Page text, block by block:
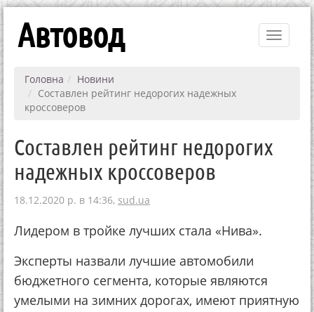
Toggle
Автовод
Головна
Новини
Составлен рейтинг недорогих надежных
кроссоверов
Составлен рейтинг недорогих
надежных кроссоверов
18.12.2020 р. в 14:36, sud.ua
Лидером в тройке лучших стала «Нива».
Эксперты назвали лучшие автомобили
бюджетного сегмента, которые являются
умелыми на зимних дорогах, имеют приятную